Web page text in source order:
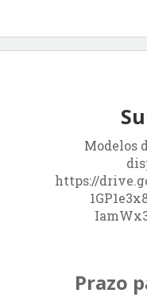
Modelos
https://
Prazo